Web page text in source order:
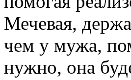
Мечевая,
чем у мужа,
нужно, она